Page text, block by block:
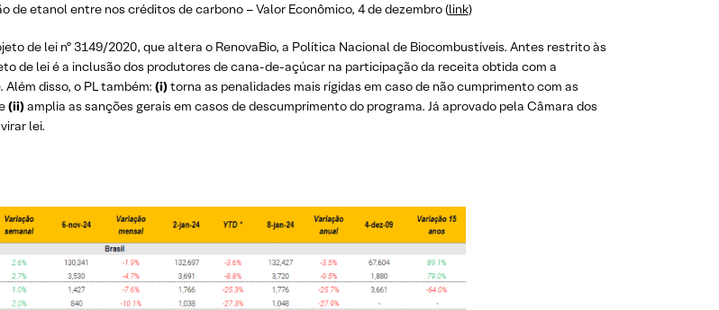
de etanol entre nos créditos de carbono – Valor Econômico, 4 de dezembro (link)
de lei nº 3149/2020, que altera o RenovaBio, a Política Nacional de Biocombustíveis. Antes restrito às
de lei é a inclusão dos produtores de cana-de-açúcar na participação da receita obtida com a
disso, o PL também: (i)torna as penalidades mais rígidas em caso de não cumprimento com as
(ii)amplia as sanções gerais em casos de descumprimento do programa. Já aprovado pela Câmara dos
lei.